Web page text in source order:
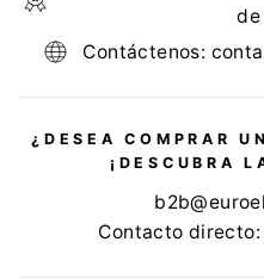
de
Contáctenos:
¿DESEA COMPRAR
¡DESCUBRA
Contacto directo: